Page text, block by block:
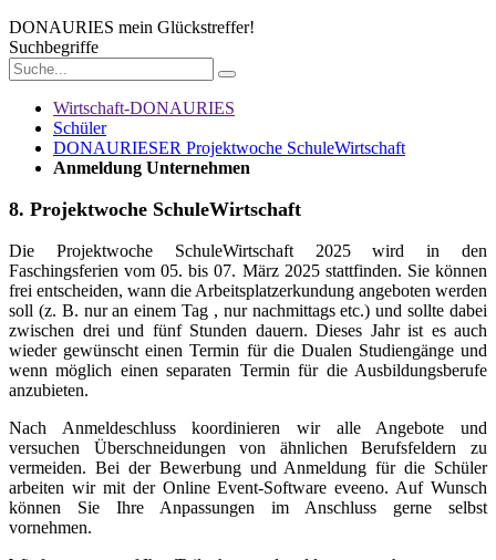
DONAURIES mein Glückstreffer!
Suchbegriffe
Wirtschaft-DONAURIES
Schüler
DONAURIESER Projektwoche SchuleWirtschaft
Anmeldung Unternehmen
8. Projektwoche SchuleWirtschaft
Die Projektwoche SchuleWirtschaft 2025 wird in den
Faschingsferien vom 05. bis 07. März 2025 stattfinden. Sie können
frei entscheiden, wann die Arbeitsplatzerkundung angeboten werden
soll (z. B. nur an einem Tag , nur nachmittags etc.) und sollte dabei
zwischen drei und fünf Stunden dauern. Dieses Jahr ist es auch
wieder gewünscht einen Termin für die Dualen Studiengänge und
wenn möglich einen separaten Termin für die Ausbildungsberufe
anzubieten.
Nach Anmeldeschluss koordinieren wir alle Angebote und
versuchen Überschneidungen von ähnlichen Berufsfeldern zu
vermeiden. Bei der Bewerbung und Anmeldung für die Schüler
arbeiten wir mit der Online Event-Software eveeno. Auf Wunsch
können Sie Ihre Anpassungen im Anschluss gerne selbst
vornehmen.